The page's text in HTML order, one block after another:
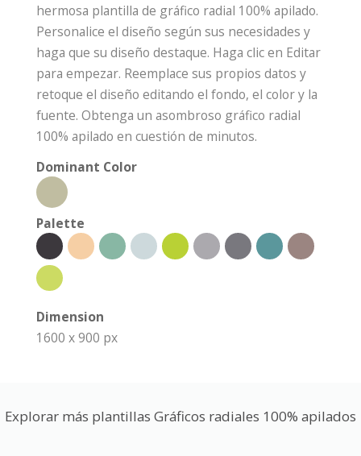
hermosa plantilla de gráfico radial 100% apilado.
Personalice el diseño según sus necesidades y
haga que su diseño destaque. Haga clic en Editar
para empezar. Reemplace sus propios datos y
retoque el diseño editando el fondo, el color y la
fuente. Obtenga un asombroso gráfico radial
100% apilado en cuestión de minutos.
Dominant Color
Palette
Dimension
1600 x 900 px
Explorar más plantillas Gráficos radiales 100% apilados